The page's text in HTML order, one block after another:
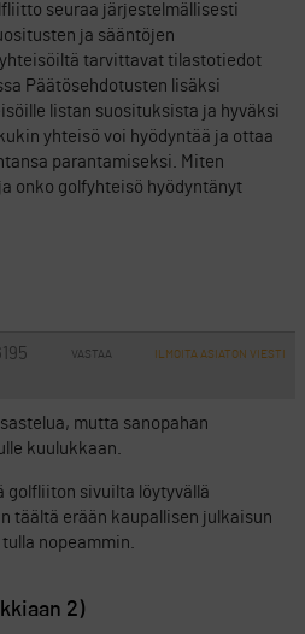
seuraa järjestelmällisesti
ja sääntöjen
tarvittavat tilastotiedot
Päätösehdotusten lisäksi
listan suosituksista ja hyväksi
yhteisö voi hyödyntää ja ottaa
parantamiseksi. Miten
onko golfyhteisö hyödyntänyt
VASTAA ILMOITA ASIATON VIESTI
mutta sanopahan
kuulukkaan.
golfliiton sivuilta löytyvällä
täältä erään kaupallisen julkaisun
nopeammin.
2)